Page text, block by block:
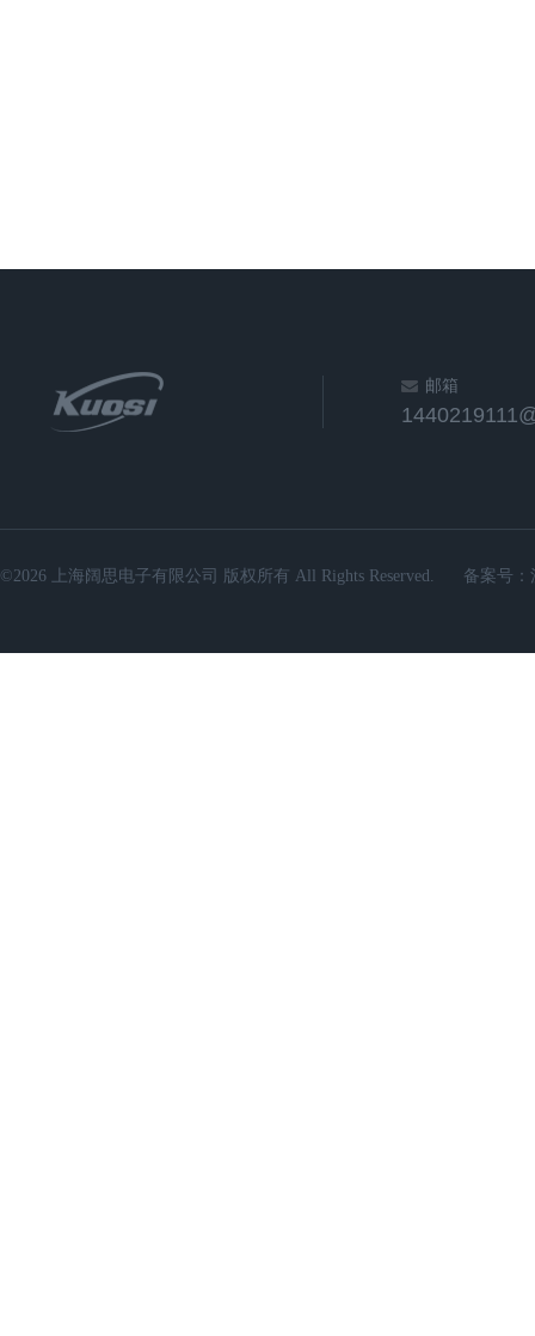
邮箱
©2026 上海阔思电子有限公司 版权所有 All Rights Reserved. 备案号：